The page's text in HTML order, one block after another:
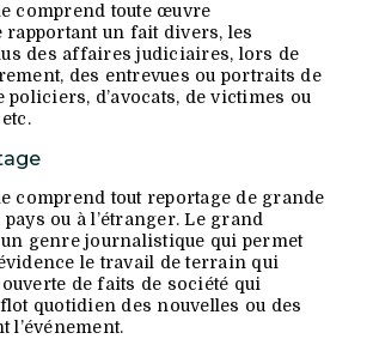
comprend toute œuvre
un fait divers, les
des affaires judiciaires, lors de
des entrevues ou portraits de
policiers, d’avocats, de victimes ou
comprend tout reportage de grande
ou à l’étranger. Le grand
genre journalistique qui permet
le travail de terrain qui
de faits de société qui
quotidien des nouvelles ou des
l’événement.